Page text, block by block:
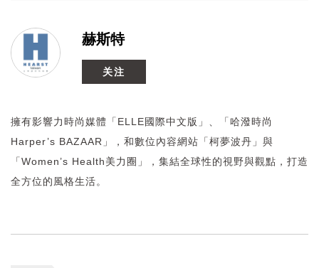
赫斯特
关注
擁有影響力時尚媒體「ELLE國際中文版」、「哈潑時尚
Harper’s BAZAAR」，和數位內容網站「柯夢波丹」與
「Women’s Health美力圈」，集結全球性的視野與觀點，打造
全方位的風格生活。